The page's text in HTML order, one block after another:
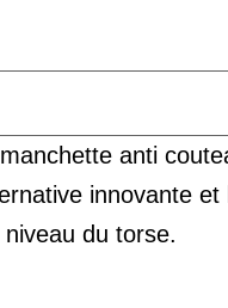
anti
innovante
du torse.